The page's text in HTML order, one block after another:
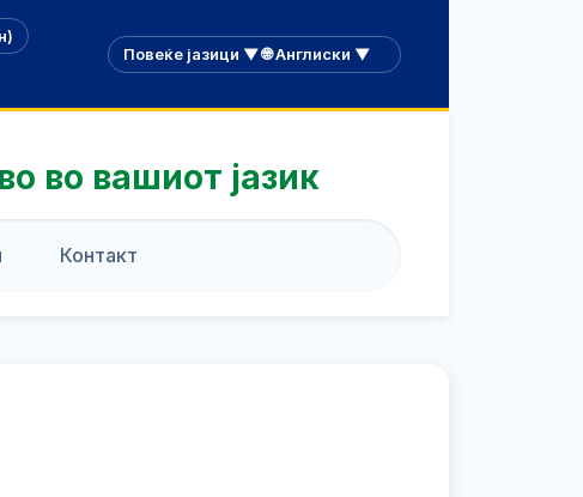
Повеќе јазици ▼ 🌐 Англиски ▼
во вашиот јазик
Контакт